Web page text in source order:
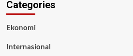
Categories
Ekonomi
Internasional